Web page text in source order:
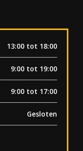
13:00 tot 18:00
9:00 tot 19:00
9:00 tot 17:00
Gesloten